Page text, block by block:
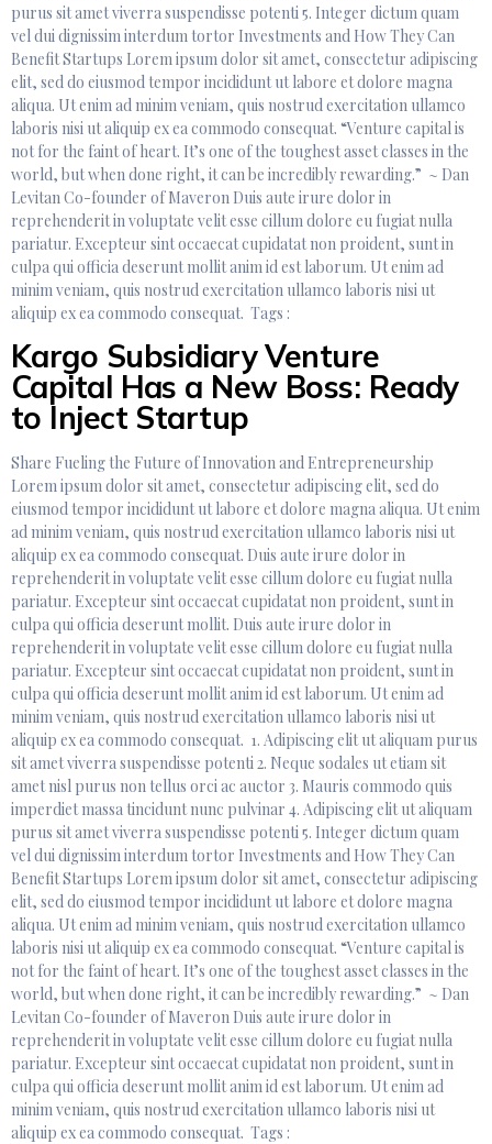
purus sit amet viverra suspendisse potenti 5. Integer dictum quam
vel dui dignissim interdum tortor Investments and How They Can
Benefit Startups Lorem ipsum dolor sit amet, consectetur adipiscing
elit, sed do eiusmod tempor incididunt ut labore et dolore magna
aliqua. Ut enim ad minim veniam, quis nostrud exercitation ullamco
laboris nisi ut aliquip ex ea commodo consequat. “Venture capital is
not for the faint of heart. It’s one of the toughest asset classes in the
world, but when done right, it can be incredibly rewarding.” ~ Dan
Levitan Co-founder of Maveron Duis aute irure dolor in
reprehenderit in voluptate velit esse cillum dolore eu fugiat nulla
pariatur. Excepteur sint occaecat cupidatat non proident, sunt in
culpa qui officia deserunt mollit anim id est laborum. Ut enim ad
minim veniam, quis nostrud exercitation ullamco laboris nisi ut
aliquip ex ea commodo consequat. Tags :
Kargo Subsidiary Venture
Capital Has a New Boss: Ready
to Inject Startup
Share Fueling the Future of Innovation and Entrepreneurship
Lorem ipsum dolor sit amet, consectetur adipiscing elit, sed do
eiusmod tempor incididunt ut labore et dolore magna aliqua. Ut enim
ad minim veniam, quis nostrud exercitation ullamco laboris nisi ut
aliquip ex ea commodo consequat. Duis aute irure dolor in
reprehenderit in voluptate velit esse cillum dolore eu fugiat nulla
pariatur. Excepteur sint occaecat cupidatat non proident, sunt in
culpa qui officia deserunt mollit. Duis aute irure dolor in
reprehenderit in voluptate velit esse cillum dolore eu fugiat nulla
pariatur. Excepteur sint occaecat cupidatat non proident, sunt in
culpa qui officia deserunt mollit anim id est laborum. Ut enim ad
minim veniam, quis nostrud exercitation ullamco laboris nisi ut
aliquip ex ea commodo consequat. 1. Adipiscing elit ut aliquam purus
sit amet viverra suspendisse potenti 2. Neque sodales ut etiam sit
amet nisl purus non tellus orci ac auctor 3. Mauris commodo quis
imperdiet massa tincidunt nunc pulvinar 4. Adipiscing elit ut aliquam
purus sit amet viverra suspendisse potenti 5. Integer dictum quam
vel dui dignissim interdum tortor Investments and How They Can
Benefit Startups Lorem ipsum dolor sit amet, consectetur adipiscing
elit, sed do eiusmod tempor incididunt ut labore et dolore magna
aliqua. Ut enim ad minim veniam, quis nostrud exercitation ullamco
laboris nisi ut aliquip ex ea commodo consequat. “Venture capital is
not for the faint of heart. It’s one of the toughest asset classes in the
world, but when done right, it can be incredibly rewarding.” ~ Dan
Levitan Co-founder of Maveron Duis aute irure dolor in
reprehenderit in voluptate velit esse cillum dolore eu fugiat nulla
pariatur. Excepteur sint occaecat cupidatat non proident, sunt in
culpa qui officia deserunt mollit anim id est laborum. Ut enim ad
minim veniam, quis nostrud exercitation ullamco laboris nisi ut
aliquip ex ea commodo consequat. Tags :